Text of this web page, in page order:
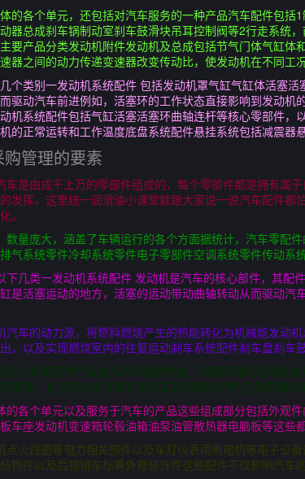
的各个单元，还包括对汽车服务的一种产品汽车配件包
器总成刹车锅制动室刹车鼓滑块吊耳控制阀等2行走系统
要产品分类发动机附件发动机及总成包括节气门体气缸
器之间的动力传递变速器改变传动比，使发动机在不同工
个类别一发动机系统配件 包括发动机罩气缸气缸体活塞
驱动汽车前进例如，活塞环的工作状态直接影响到发动
机系统配件包括气缸活塞活塞环曲轴连杆等核心零部件
的正常运转和工作温度底盘系统配件悬挂系统包括减震器
管理的要素
车是由成千上万的零部件组成的，每个零部件都是拥有属
发挥，这里统一润滑油小课堂就跟大家说一说汽车配件都
。
数量庞大，涵盖了车辆运行的各个方面据统计，汽车零配
气系统零件冷却系统零件电子零部件空调系统零件传动系
下几类一发动机系统配件 发动机是汽车的核心部件，其配
是活塞运动的地方，活塞的运动带动曲轴转动从而驱动
汽车的动力源，将燃料燃烧产生的热能转化为机械能发动
，以及实现燃烧室内的往复运动刹车系统配件刹车盘刹车
点火系统等电气系统为汽车提供电能，确保汽车的启动和
美观，也与驾驶安全密切相关五其他辅助配件 包括空调
的各个单元以及服务于汽车的产品这些组成部分包括外观
车座发动机变速箱轮毂油箱油泵油管散热器电脑板等这些
点火线圈等电力相关部件以及车灯仪表雨刷电机等电子设
构件以及后视镜车标等外观装饰件这些配件不仅影响汽车